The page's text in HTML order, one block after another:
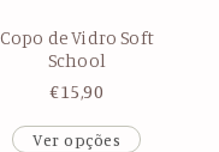
Copo de Vidro Soft
School
€15,90
Ver opções